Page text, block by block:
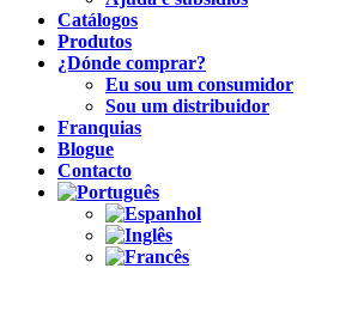
Catálogos
Produtos
¿Dónde comprar?
Eu sou um consumidor
Sou um distribuidor
Franquias
Blogue
Contacto